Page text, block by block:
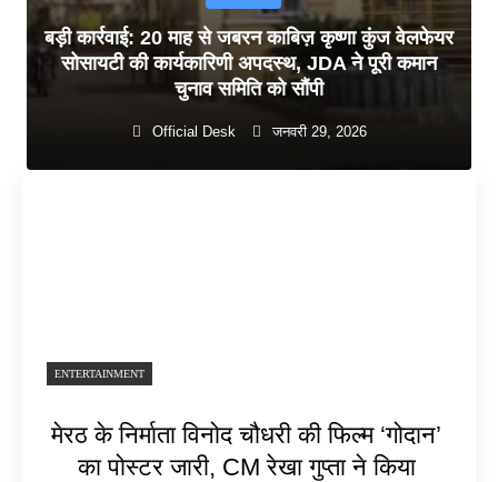
बड़ी कार्रवाई: 20 माह से जबरन काबिज़ कृष्णा कुंज वेलफेयर
सोसायटी की कार्यकारिणी अपदस्थ, JDA ने पूरी कमान
चुनाव समिति को सौंपी
Official Desk जनवरी 29, 2026
ENTERTAINMENT
मेरठ के निर्माता विनोद चौधरी की फिल्म ‘गोदान’
का पोस्टर जारी, CM रेखा गुप्ता ने किया